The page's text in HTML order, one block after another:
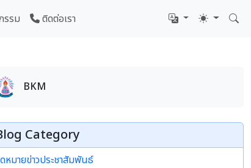
รรม ติดต่อเรา
BKM
Category
หมายข่าวประชาสัมพันธ์